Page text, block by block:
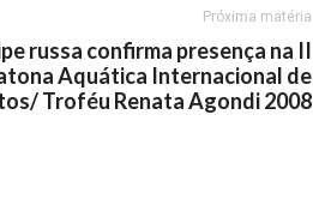
Próxima matéria
russa confirma presença na II
Aquática Internacional de
Troféu Renata Agondi 2008